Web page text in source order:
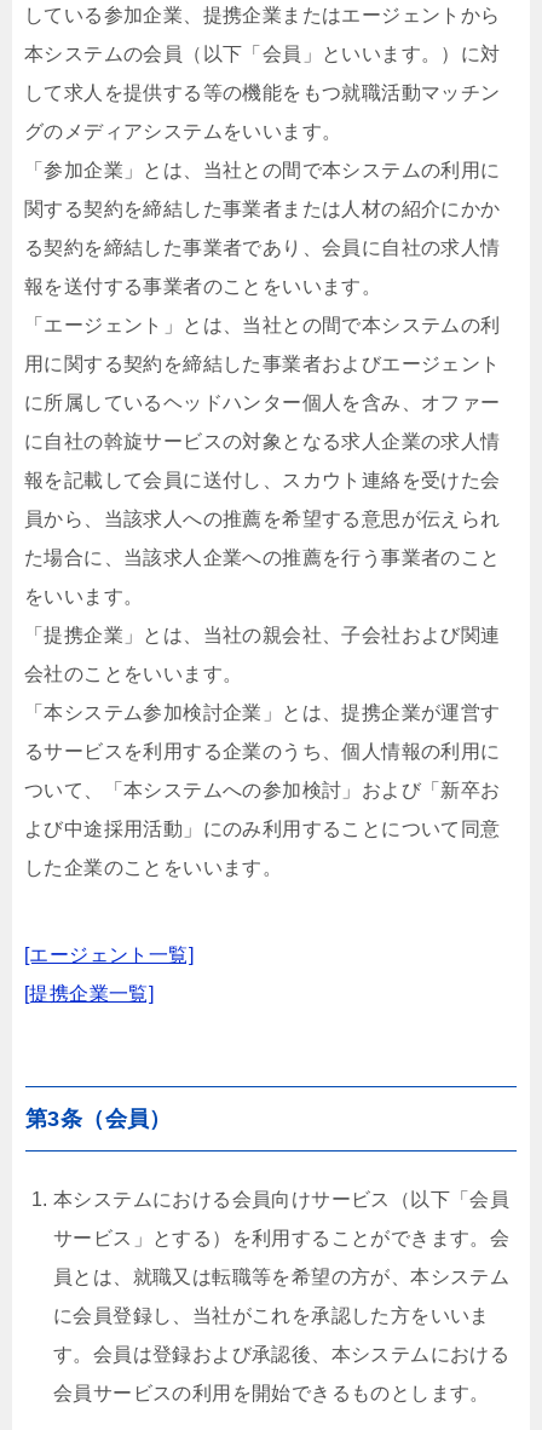
している参加企業、提携企業またはエージェントから
本システムの会員（以下「会員」といいます。）に対
して求人を提供する等の機能をもつ就職活動マッチン
グのメディアシステムをいいます。
「参加企業」とは、当社との間で本システムの利用に
関する契約を締結した事業者または人材の紹介にかか
る契約を締結した事業者であり、会員に自社の求人情
報を送付する事業者のことをいいます。
「エージェント」とは、当社との間で本システムの利
用に関する契約を締結した事業者およびエージェント
に所属しているヘッドハンター個人を含み、オファー
に自社の斡旋サービスの対象となる求人企業の求人情
報を記載して会員に送付し、スカウト連絡を受けた会
員から、当該求人への推薦を希望する意思が伝えられ
た場合に、当該求人企業への推薦を行う事業者のこと
をいいます。
「提携企業」とは、当社の親会社、子会社および関連
会社のことをいいます。
「本システム参加検討企業」とは、提携企業が運営す
るサービスを利用する企業のうち、個人情報の利用に
ついて、「本システムへの参加検討」および「新卒お
よび中途採用活動」にのみ利用することについて同意
した企業のことをいいます。
[エージェント一覧]
[提携企業一覧]
第3条（会員）
本システムにおける会員向けサービス（以下「会員
サービス」とする）を利用することができます。会
員とは、就職又は転職等を希望の方が、本システム
に会員登録し、当社がこれを承認した方をいいま
す。会員は登録および承認後、本システムにおける
会員サービスの利用を開始できるものとします。